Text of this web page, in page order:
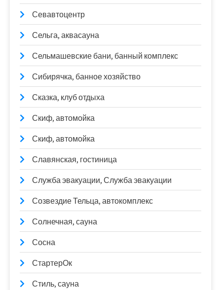
Севавтоцентр
Сельга, аквасауна
Сельмашевские бани, банный комплекс
Сибирячка, банное хозяйство
Сказка, клуб отдыха
Скиф, автомойка
Скиф, автомойка
Славянская, гостиница
Служба эвакуации, Служба эвакуации
Созвездие Тельца, автокомплекс
Солнечная, сауна
Сосна
СтартерОк
Стиль, сауна